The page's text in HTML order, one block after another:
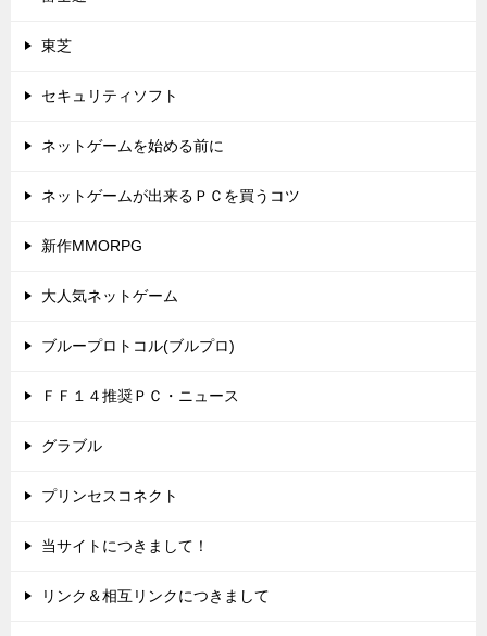
東芝
セキュリティソフト
ネットゲームを始める前に
ネットゲームが出来るＰＣを買うコツ
新作MMORPG
大人気ネットゲーム
ブループロトコル(ブルプロ)
ＦＦ１４推奨ＰＣ・ニュース
グラブル
プリンセスコネクト
当サイトにつきまして！
リンク＆相互リンクにつきまして